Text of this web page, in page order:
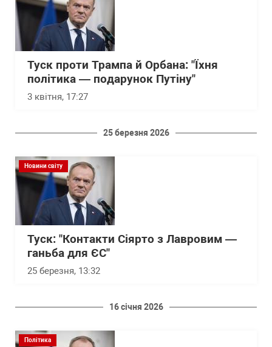
Туск проти Трампа й Орбана: "Їхня
політика — подарунок Путіну"
3 квітня, 17:27
25 березня 2026
Новини світу
Туск: "Контакти Сіярто з Лавровим —
ганьба для ЄС"
25 березня, 13:32
16 січня 2026
Політика